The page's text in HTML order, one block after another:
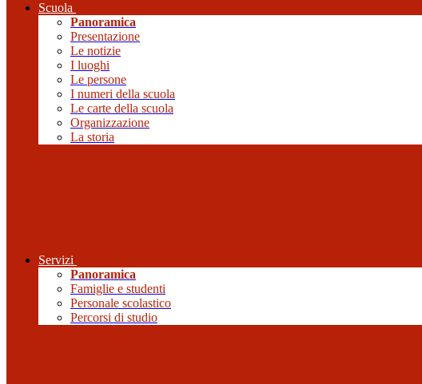
Scuola
Panoramica
Presentazione
Le notizie
I luoghi
Le persone
I numeri della scuola
Le carte della scuola
Organizzazione
La storia
Servizi
Panoramica
Famiglie e studenti
Personale scolastico
Percorsi di studio